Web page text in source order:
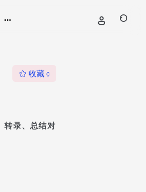
收藏 0
录、总结对